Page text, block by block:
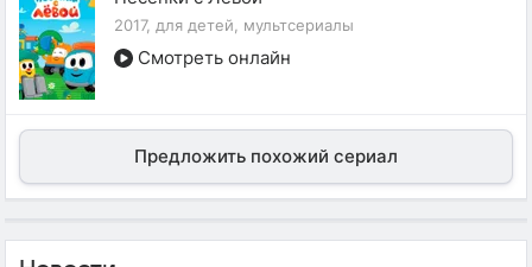
2017, для детей, мультсериалы
Смотреть онлайн
Предложить похожий сериал